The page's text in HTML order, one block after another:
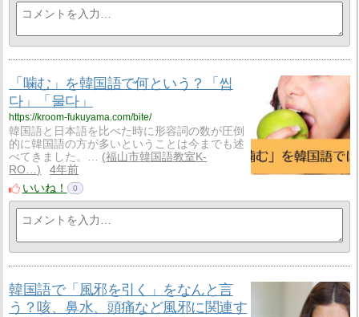
「噛む」を韓国語で何という？「씹
다」「물다」
https://kroom-fukuyama.com/bite/
韓国語と日本語を比べた時に形容詞の数が圧倒
的に韓国語の方が多いということは今までも述
べてきました。…
福山市韓国語教室K-
RO…
4年前
いいね！
0
韓国語で「風邪を引く」をなんと言
う？咳、鼻水、頭痛など風邪に関連す